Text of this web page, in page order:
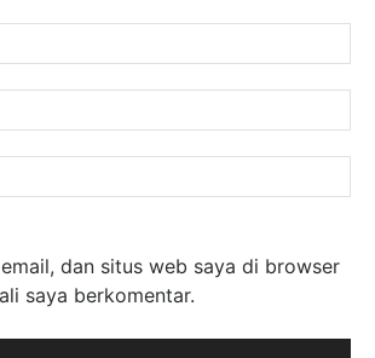
dan situs web saya di browser
saya berkomentar.